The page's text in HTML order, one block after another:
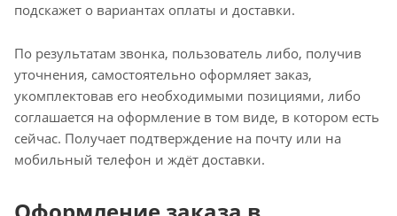
подскажет о вариантах оплаты и доставки.
По результатам звонка, пользователь либо, получив
уточнения, самостоятельно оформляет заказ,
укомплектовав его необходимыми позициями, либо
соглашается на оформление в том виде, в котором есть
сейчас. Получает подтверждение на почту или на
мобильный телефон и ждёт доставки.